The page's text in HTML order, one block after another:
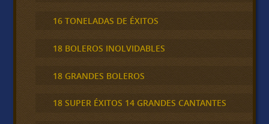
16 TONELADAS DE ÉXITOS
18 BOLEROS INOLVIDABLES
18 GRANDES BOLEROS
18 SUPER ÉXITOS 14 GRANDES CANTANTES